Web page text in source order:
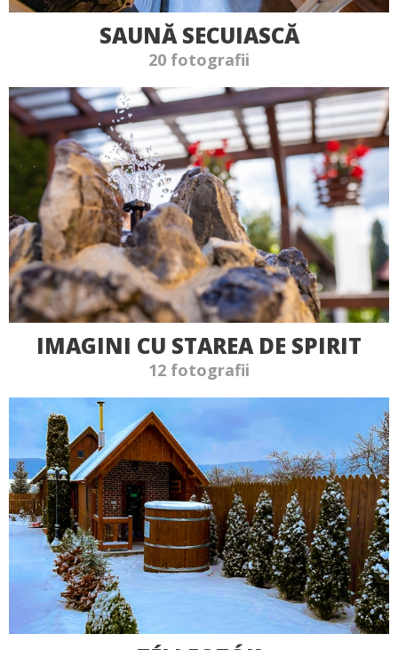
SAUNĂ SECUIASCĂ
20 fotografii
IMAGINI CU STAREA DE SPIRIT
12 fotografii